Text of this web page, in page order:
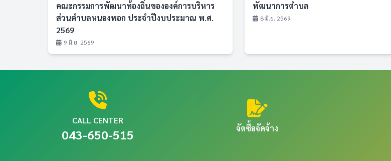
คณะกรรมการพัฒนาท้องถิ่นขององค์การบริหาร
ส่วนตำบลหนองพอก ประจำปีงบประมาณ พ.ศ.
2569
9 มิ.ย. 2569
พัฒนาการตำบล
8 มิ.ย. 2569
CALL CENTER
043-650-515 จัดซื้อจัดจ้าง